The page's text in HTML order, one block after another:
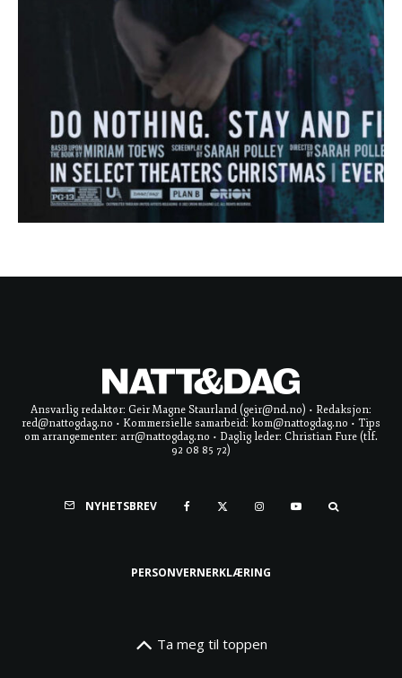
Ansvarlig redaktør: Geir Magne Staurland (geir@nd.no) • Redaksjon:
red@nattogdag.no • Kommersielle samarbeid: kom@nattogdag.no • Tips
om arrangementer: arr@nattogdag.no • Daglig leder: Christian Fure (tlf.
92 08 85 72)
NYHETSBREV
PERSONVERNERKLÆRING
Ta meg til toppen